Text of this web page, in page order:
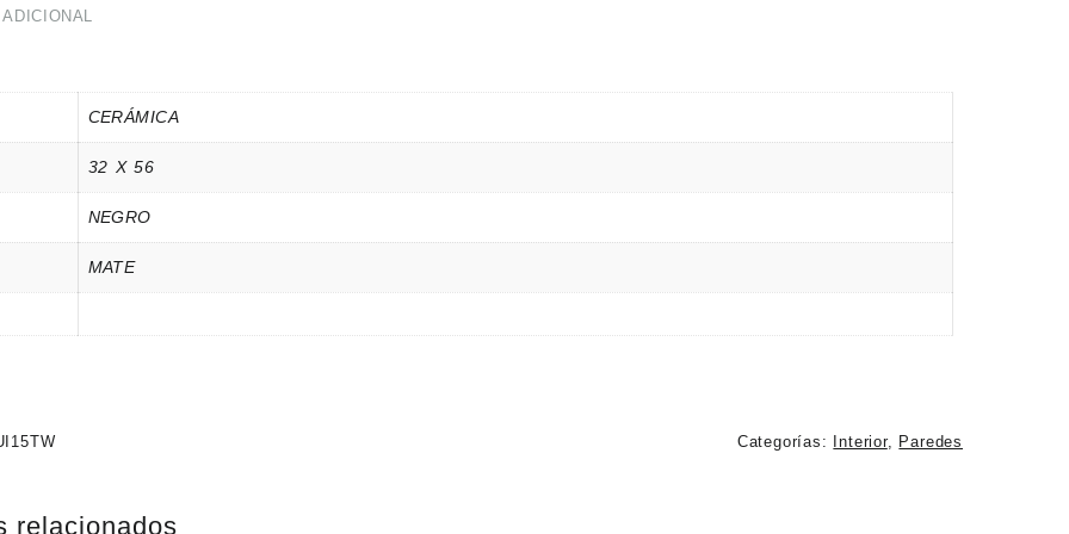
CERÁMICA
32 X 56
NEGRO
MATE
Categorías: Interior, Paredes
relacionados